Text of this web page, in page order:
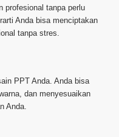
profesional tanpa perlu
Anda bisa menciptakan
tanpa stres.
PPT Anda. Anda bisa
dan menyesuaikan
Anda.